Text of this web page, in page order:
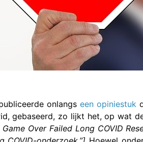
onlangs een opiniestuk
gebaseerd, zo lijkt het, op wat
Over Failed Long COVID